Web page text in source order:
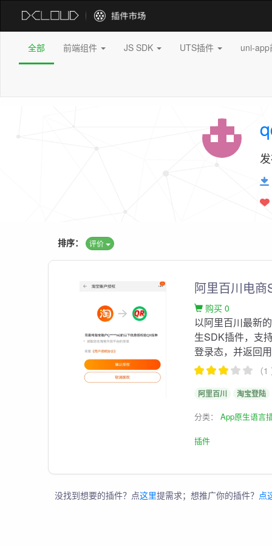
全部 前端组件 JS SDK UTS插件 uni-
排序： 评价
阿里百川电
购买 0
以阿里百川最新
生SDK插件，支
登录态，并返回
（
阿里百川 淘宝登陆
分类：App原生语言
插件
没找到想要的插件？点这里提需求；想推广你的插件？ 点